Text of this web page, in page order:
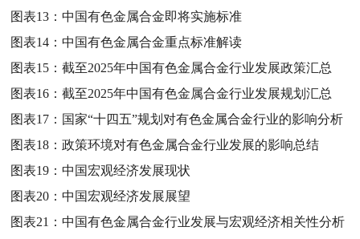
图表13：中国有色金属合金即将实施标准
图表14：中国有色金属合金重点标准解读
图表15：截至2025年中国有色金属合金行业发展政策汇总
图表16：截至2025年中国有色金属合金行业发展规划汇总
图表17： 国家“十四五”规划对有色金属合金行业的影响分析
图表18：政策环境对有色金属合金行业发展的影响总结
图表19：中国宏观经济发展现状
图表20：中国宏观经济发展展望
图表21：中国有色金属合金行业发展与宏观经济相关性分析